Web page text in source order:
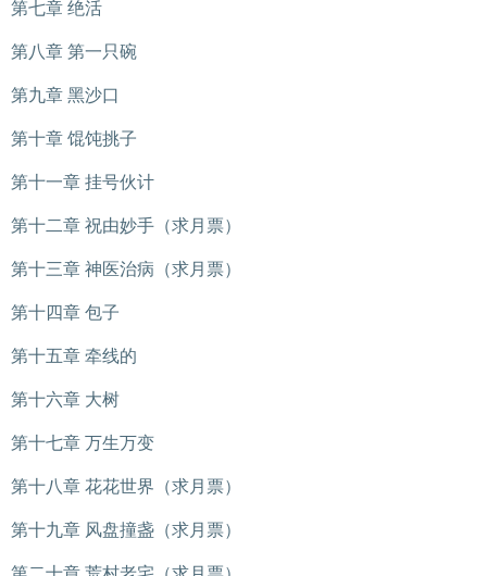
第七章 绝活
第八章 第一只碗
第九章 黑沙口
第十章 馄饨挑子
第十一章 挂号伙计
第十二章 祝由妙手（求月票）
第十三章 神医治病（求月票）
第十四章 包子
第十五章 牵线的
第十六章 大树
第十七章 万生万变
第十八章 花花世界（求月票）
第十九章 风盘撞盏（求月票）